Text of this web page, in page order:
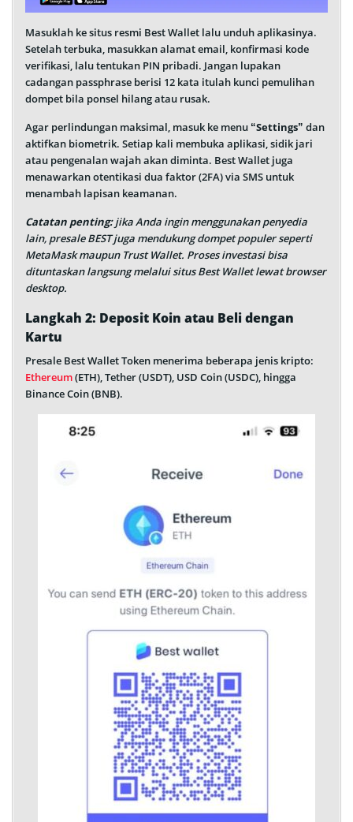
Masuklah ke situs resmi Best Wallet lalu unduh aplikasinya.
Setelah terbuka, masukkan alamat email, konfirmasi kode
verifikasi, lalu tentukan PIN pribadi. Jangan lupakan
cadangan passphrase berisi 12 kata itulah kunci pemulihan
dompet bila ponsel hilang atau rusak.
Agar perlindungan maksimal, masuk ke menu “Settings” dan
aktifkan biometrik. Setiap kali membuka aplikasi, sidik jari
atau pengenalan wajah akan diminta. Best Wallet juga
menawarkan otentikasi dua faktor (2FA) via SMS untuk
menambah lapisan keamanan.
Catatan penting:jika Anda ingin menggunakan penyedia
lain, presale BEST juga mendukung dompet populer seperti
MetaMask maupun Trust Wallet. Proses investasi bisa
dituntaskan langsung melalui situs Best Wallet lewat browser
desktop.
Langkah 2: Deposit Koin atau Beli dengan
Kartu
Presale Best Wallet Token menerima beberapa jenis kripto:
Ethereum(ETH), Tether (USDT), USD Coin (USDC), hingga
Binance Coin (BNB).